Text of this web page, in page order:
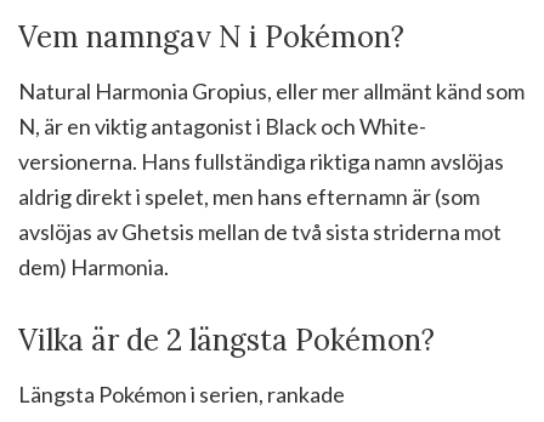
Vem namngav N i Pokémon?
Natural Harmonia Gropius, eller mer allmänt känd som
N, är en viktig antagonist i Black och White-
versionerna. Hans fullständiga riktiga namn avslöjas
aldrig direkt i spelet, men hans efternamn är (som
avslöjas av Ghetsis mellan de två sista striderna mot
dem) Harmonia.
Vilka är de 2 längsta Pokémon?
Längsta Pokémon i serien, rankade